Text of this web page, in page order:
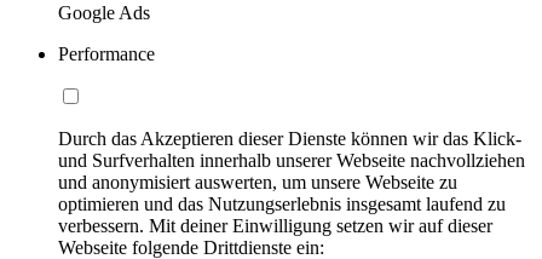
Google Ads
Performance
Durch das Akzeptieren dieser Dienste können wir das Klick-
und Surfverhalten innerhalb unserer Webseite nachvollziehen
und anonymisiert auswerten, um unsere Webseite zu
optimieren und das Nutzungserlebnis insgesamt laufend zu
verbessern. Mit deiner Einwilligung setzen wir auf dieser
Webseite folgende Drittdienste ein: